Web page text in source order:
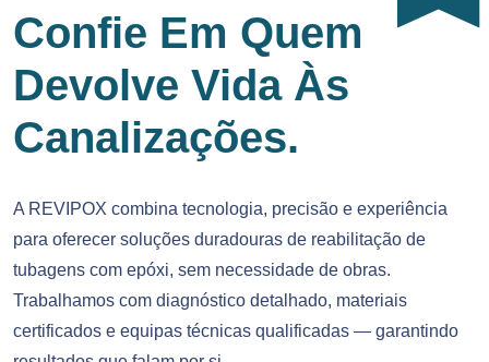
Confie Em Quem
Devolve Vida Às
Canalizações.
A REVIPOX combina tecnologia, precisão e experiência
para oferecer soluções duradouras de reabilitação de
tubagens com epóxi, sem necessidade de obras.
Trabalhamos com diagnóstico detalhado, materiais
certificados e equipas técnicas qualificadas — garantindo